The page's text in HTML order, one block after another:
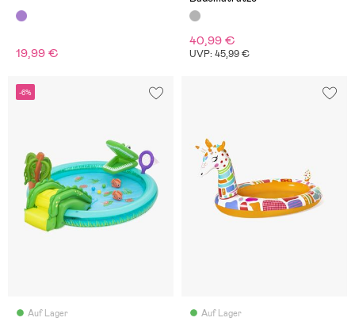
19,99 €
40,99 €
UVP: 45,99 €
-6%
Auf Lager Auf Lager